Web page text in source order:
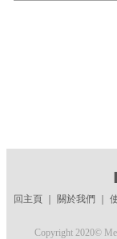
回主頁｜ 關於我們
Copyright 2020©